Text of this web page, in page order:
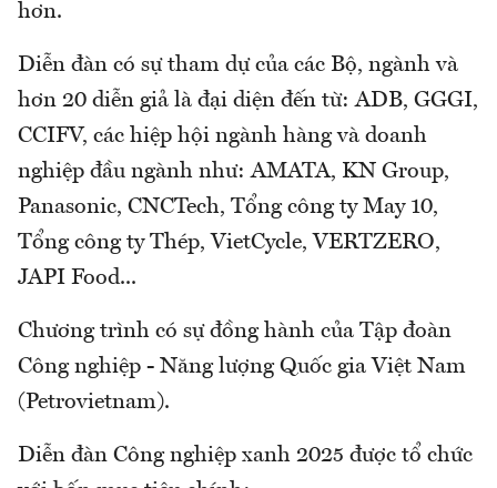
hơn.
Diễn đàn có sự tham dự của các Bộ, ngành và
hơn 20 diễn giả là đại diện đến từ: ADB, GGGI,
CCIFV, các hiệp hội ngành hàng và doanh
nghiệp đầu ngành như: AMATA, KN Group,
Panasonic, CNCTech, Tổng công ty May 10,
Tổng công ty Thép, VietCycle, VERTZERO,
JAPI Food...
Chương trình có sự đồng hành của Tập đoàn
Công nghiệp - Năng lượng Quốc gia Việt Nam
(Petrovietnam).
Diễn đàn Công nghiệp xanh 2025 được tổ chức